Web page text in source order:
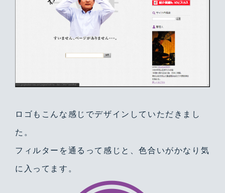
ロゴもこんな感じでデザインしていただきまし
た。
フィルターを通るって感じと、色合いがかなり気
に入ってます。